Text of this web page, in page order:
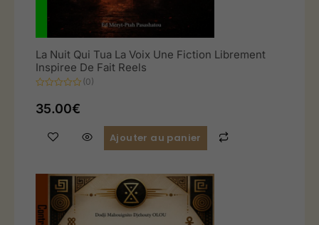
La Nuit Qui Tua La Voix Une Fiction Librement
Inspiree De Fait Reels
0
sur
(0)
35.00€
Ajouter au panier